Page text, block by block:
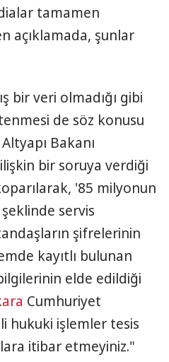
tamamen
açıklamada, şunlar
bir veri olmadığı gibi
de söz konusu
Bakanı
bir soruya verdiği
'85 milyonun
şeklinde servis
şifrelerinin
kayıtlı bulunan
elde edildiği
Cumhuriyet
hukuki işlemler tesis
itibar etmeyiniz."